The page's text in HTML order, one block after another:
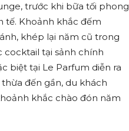
trước khi bữa tối phong
tế. Khoảnh khắc đếm
khép lại năm cũ trong
cocktail tại sảnh chính
biệt tại Le Parfum diễn ra
đến gần, du khách
khắc chào đón năm